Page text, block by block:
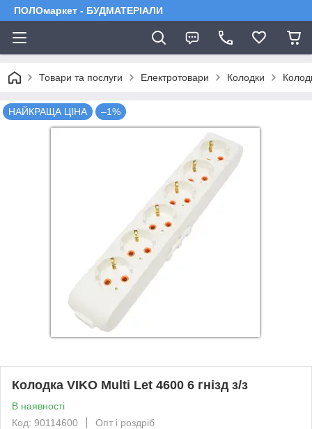
ПОЛОмаркет - БУДМАТЕРІАЛИ
Товари та послуги Електротовари Колодки
НАЙКРАЩА ЦІНА –1%
Колодка VIKO Multi Let 4600 6 гнізд з/з
В наявності
Код: 90114600
Опт і роздріб